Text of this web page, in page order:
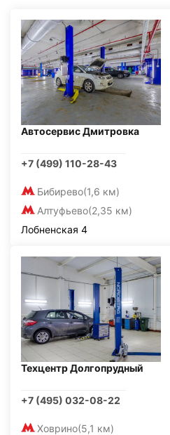
Автосервис Дмитровка
+7 (499) 110-28-43
Бибирево(1,6 км)
Алтуфьево(2,35 км)
Лобненская 4
Техцентр Долгопрудный
+7 (495) 032-08-22
Ховрино(5,1 км)